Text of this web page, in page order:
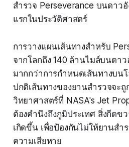
สำรวจ Perseverance บนดาว
แรกในประวัติศาสตร์
การวางแผนเส้นทางสำหรับ
จากโลกถึง 140 ล้านไมล์บนดา
มากกว่าการกำหนดเส้นทางบน
ปกติเส้นทางของยานสำรวจจะ
วิทยาศาสตร์ที่ NASA's Jet
ต้องคำนึงถึงภูมิประเทศ สิ่งกีดข
เกิดขึ้น เพื่อป้องกันไม่ให้ยานสำ
ความเสียหาย